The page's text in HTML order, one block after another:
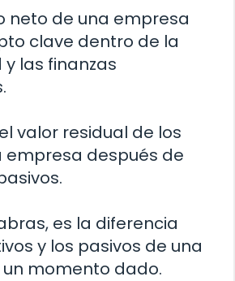
neto de una empresa
clave dentro de la
las finanzas
valor residual de los
empresa después de
es la diferencia
y los pasivos de una
momento dado.